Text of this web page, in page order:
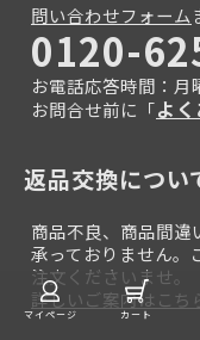
マイページ カート
問い合わせフォーム
0120-
お電話応答時間：月
お問合せ前に「よ
返品交換につい
商品不良、商品間
承っておりません。
注文くださいませ。
詳しいご案内はこち